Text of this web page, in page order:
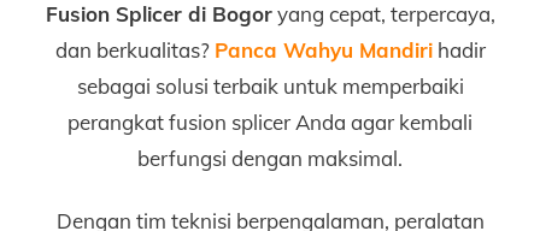
Fusion Splicer di Bogoryang cepat, terpercaya,
dan berkualitas? Panca Wahyu Mandirihadir
sebagai solusi terbaik untuk memperbaiki
perangkat fusion splicer Anda agar kembali
berfungsi dengan maksimal.
Dengan tim teknisi berpengalaman, peralatan